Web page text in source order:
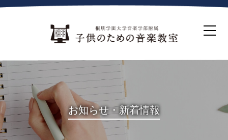
ホーム
生徒募集について
教室案内
コース紹介
概要・沿革
桐朋を選ぶ理由
インタビュー・コラム
イベント
お知らせ・新着情報